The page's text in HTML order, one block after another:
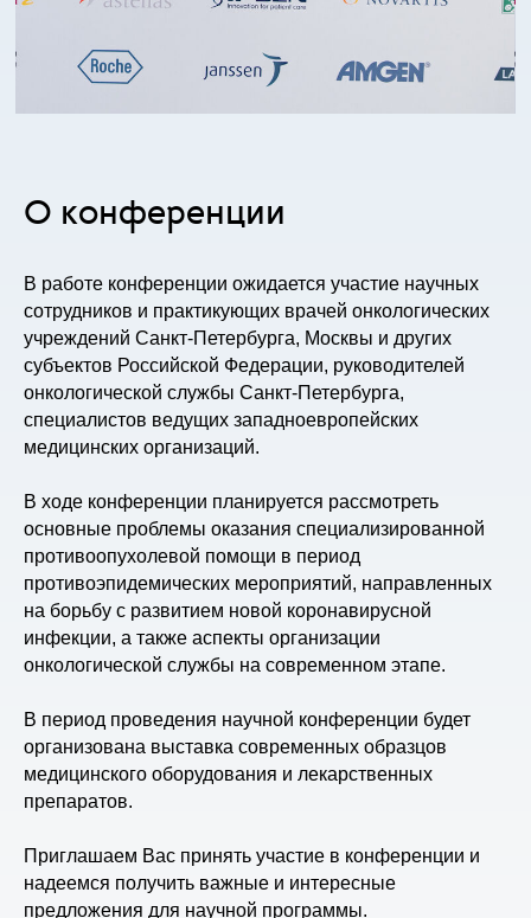
О конференции
В работе конференции ожидается участие научных
сотрудников и практикующих врачей онкологических
учреждений Санкт-Петербурга, Москвы и других
субъектов Российской Федерации, руководителей
онкологической службы Санкт-Петербурга,
специалистов ведущих западноевропейских
медицинских организаций.
В ходе конференции планируется рассмотреть
основные проблемы оказания специализированной
противоопухолевой помощи в период
противоэпидемических мероприятий, направленных
на борьбу с развитием новой коронавирусной
инфекции, а также аспекты организации
онкологической службы на современном этапе.
В период проведения научной конференции будет
организована выставка современных образцов
медицинского оборудования и лекарственных
препаратов.
Приглашаем Вас принять участие в конференции и
надеемся получить важные и интересные
предложения для научной программы.